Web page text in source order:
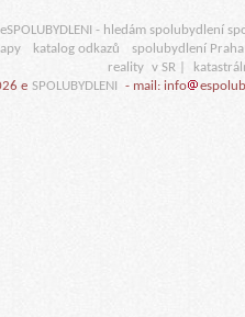
eSPOLUBYDLENI - hledám spolubydlení
katalog odkazů spolubydlení Praha
reality v SR |
e SPOLUBYDLENI - mail: info